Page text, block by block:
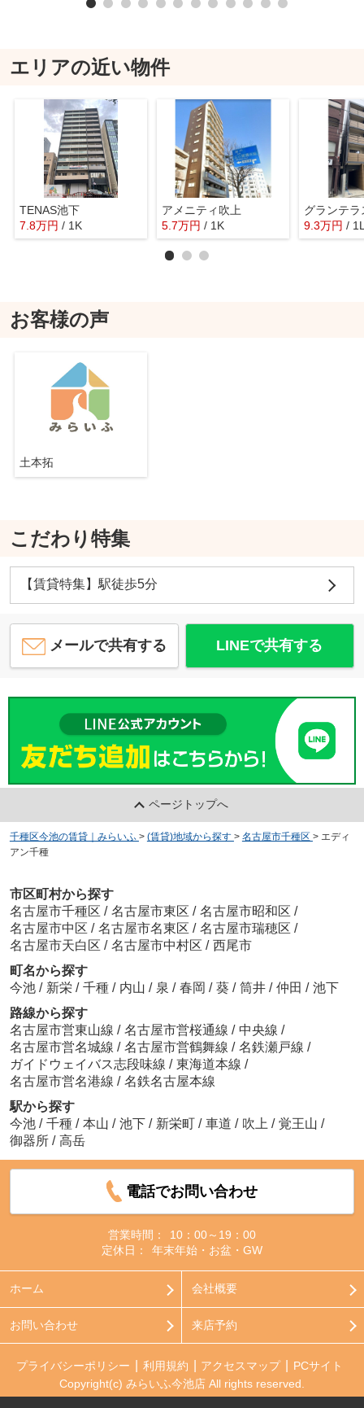
エリアの近い物件
TENAS池下
7.8万円 / 1K
アメニティ吹上
5.7万円 / 1K
グランテラ
9.3万円 /
お客様の声
土本拓
こだわり特集
【賃貸特集】駅徒歩5分
メールで共有する LINEで共有する
ページトップへ
千種区今池の賃貸｜みらいふ > (賃貸)地域から探す > 名古屋市千種区 > エディ
アン千種
市区町村から探す
名古屋市千種区 / 名古屋市東区 / 名古屋市昭和区 /
名古屋市中区 / 名古屋市名東区 / 名古屋市瑞穂区 /
名古屋市天白区 / 名古屋市中村区 / 西尾市
町名から探す
今池 / 新栄 / 千種 / 内山 / 泉 / 春岡 / 葵 / 筒井 / 仲田 / 池下
路線から探す
名古屋市営東山線 / 名古屋市営桜通線 / 中央線 /
名古屋市営名城線 / 名古屋市営鶴舞線 / 名鉄瀬戸線 /
ガイドウェイバス志段味線 / 東海道本線 /
名古屋市営名港線 / 名鉄名古屋本線
駅から探す
今池 / 千種 / 本山 / 池下 / 新栄町 / 車道 / 吹上 / 覚王山 /
御器所 / 高岳
電話でお問い合わせ
営業時間：
10：00～19：00
定休日：
年末年始・お盆・GW
ホーム 会社概要
お問い合わせ 来店予約
プライバシーポリシー 利用規約 アクセスマップ
PCサイト
Copyright(c) みらいふ今池店 All rights reserved.